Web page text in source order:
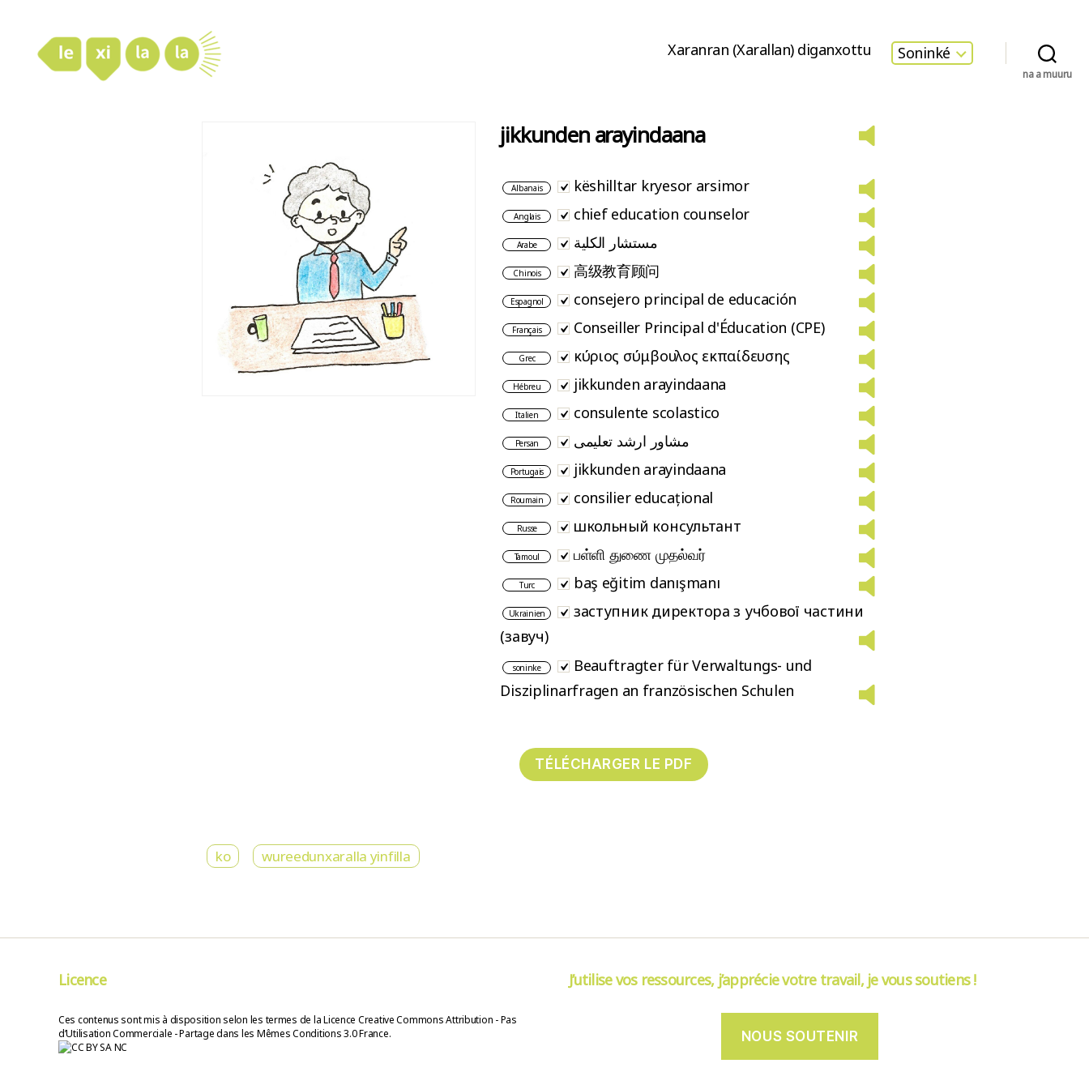
Xaranran (Xarallan) diganxottu Soninké
na a muuru
jikkunden arayindaana
Albanais këshilltar kryesor arsimor
Anglais chief education counselor
Arabe مستشار الكلية
Chinois 高级教育顾问
Espagnol consejero principal de educación
Français Conseiller Principal d'Éducation (CPE)
Grec κύριος σύμβουλος εκπαίδευσης
Hébreu jikkunden arayindaana
Italien consulente scolastico
Persan مشاور ارشد تعلیمی
Portugais jikkunden arayindaana
Roumain consilier educațional
Russe школьный консультант
Tamoul பள்ளி துணை முதல்வர்
Turc baş eğitim danışmanı
Ukrainien
заступник директора з учбової частини
(завуч)
soninke
Beauftragter für Verwaltungs- und
Disziplinarfragen an französischen Schulen
ko wureedunxaralla yinfilla
Licence
Ces contenus sont mis à disposition selon les termes de la Licence Creative Commons Attribution - Pas
d’Utilisation Commerciale - Partage dans les Mêmes Conditions 3.0 France.
J’utilise vos ressources, j’apprécie votre travail, je vous soutiens !
NOUS SOUTENIR